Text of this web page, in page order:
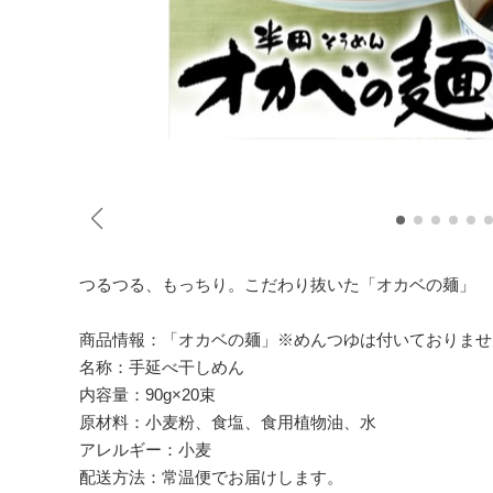
つるつる、もっちり。こだわり抜いた「オカベの麺」
商品情報：「オカベの麺」※めんつゆは付いておりま
名称：手延べ干しめん
内容量：90g×20束
原材料：小麦粉、食塩、食用植物油、水
アレルギー：小麦
配送方法：常温便でお届けします。